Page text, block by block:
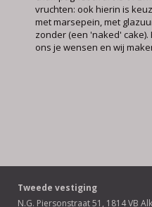
vruchten: ook hierin is
met marsepein, met
zonder (een 'naked'
ons je wensen en wij
Tweede vestiging
N.G. Piersonstraat 51, 1814 VB